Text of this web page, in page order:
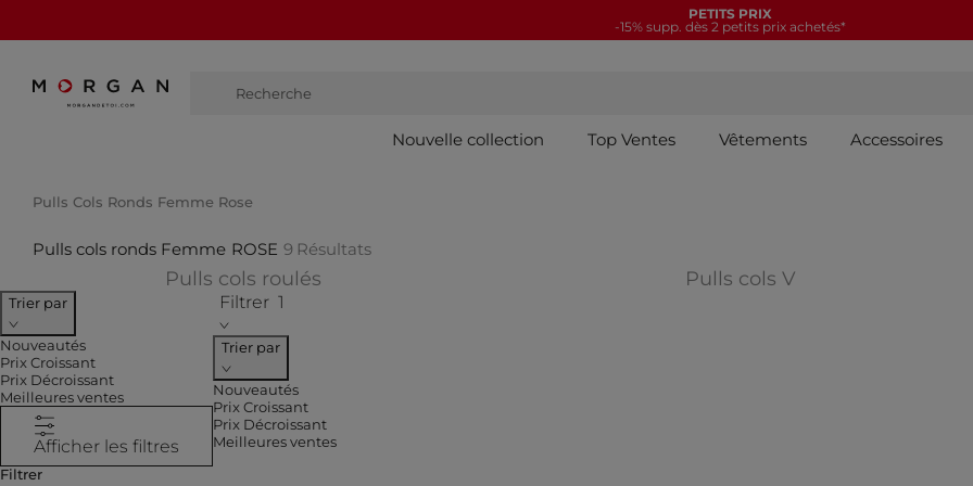
PETITS PRIX
-15% supp. dès 2 petits prix achetés*
Recherche
Nouvelle collection Top Ventes Vêtements Accessoires
Pulls Cols Ronds Femme Rose
Pulls cols ronds Femme ROSE 9 Résultats
Pulls cols roulés Affiner par CATEGORIES : Pulls cols roulésPulls cols V
Trier par
Nouveautés
Prix Croissant
Prix Décroissant
Meilleures ventes
Afficher les filtres
Filtrer 1
Trier par
Nouveautés
Prix Croissant
Prix Décroissant
Meilleures ventes
Filtrer